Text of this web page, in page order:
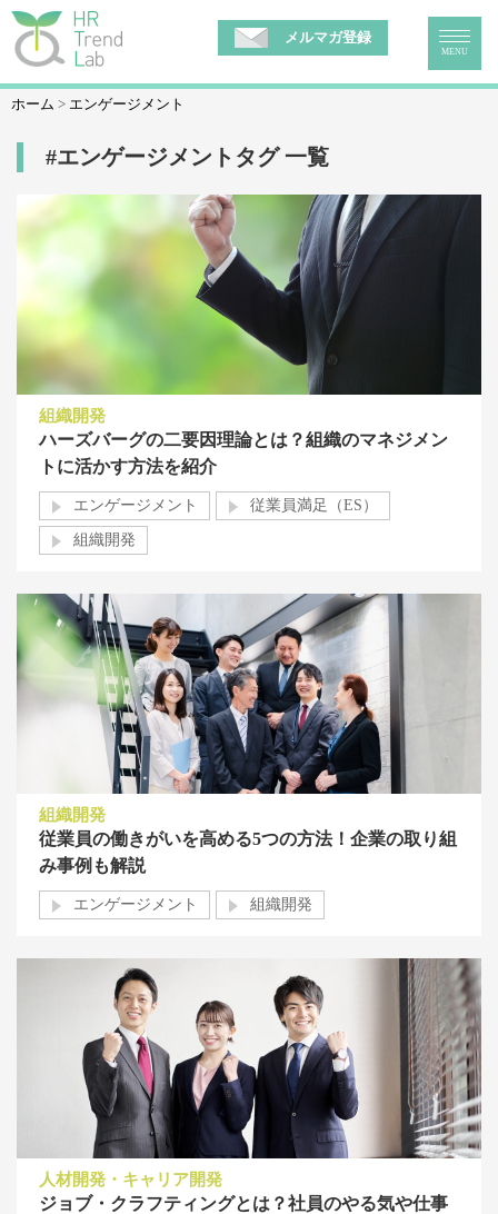
メルマガ登録
MENU
ホーム エンゲージメント
#エンゲージメントタグ 一覧
組織開発
ハーズバーグの二要因理論とは？組織のマネジメン
トに活かす方法を紹介
エンゲージメント 従業員満足（ES）
組織開発
組織開発
従業員の働きがいを高める5つの方法！企業の取り組
み事例も解説
エンゲージメント 組織開発
人材開発・キャリア開発
ジョブ・クラフティングとは？社員のやる気や仕事